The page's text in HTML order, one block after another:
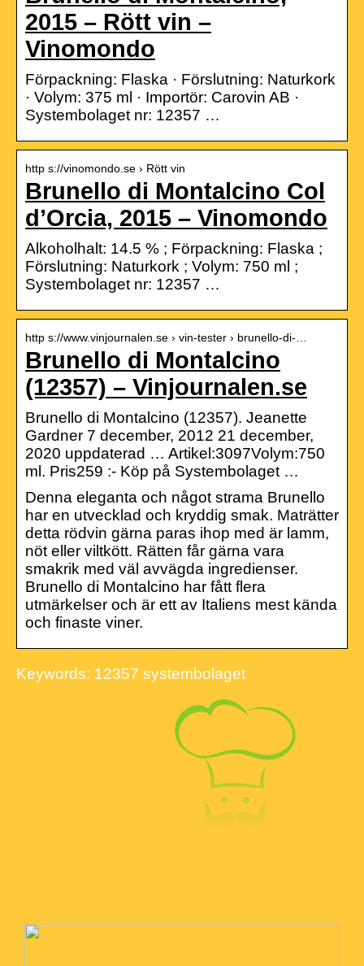
2015 – Rött vin –
Vinomondo
Förpackning: Flaska · Förslutning: Naturkork
· Volym: 375 ml · Importör: Carovin AB ·
Systembolaget nr: 12357 …
http s://vinomondo.se › Rött vin
Brunello di Montalcino Col
d’Orcia, 2015 – Vinomondo
Alkoholhalt: 14.5 % ; Förpackning: Flaska ;
Förslutning: Naturkork ; Volym: 750 ml ;
Systembolaget nr: 12357 …
http s://www.vinjournalen.se › vin-tester › brunello-di-…
Brunello di Montalcino
(12357) – Vinjournalen.se
Brunello di Montalcino (12357). Jeanette
Gardner 7 december, 2012 21 december,
2020 uppdaterad … Artikel:3097Volym:750
ml. Pris259 :- Köp på Systembolaget …
Denna eleganta och något strama Brunello
har en utvecklad och kryddig smak. Maträtter
detta rödvin gärna paras ihop med är lamm,
nöt eller viltkött. Rätten får gärna vara
smakrik med väl avvägda ingredienser.
Brunello di Montalcino har fått flera
utmärkelser och är ett av Italiens mest kända
och finaste viner.
Keywords: 12357 systembolaget